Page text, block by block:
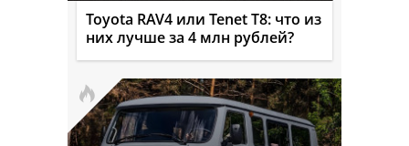
Toyota RAV4 или Tenet T8: что из
них лучше за 4 млн рублей?